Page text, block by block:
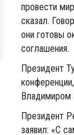
провести
сказал.
они готовы
соглашения.
Президент
Владимиром
Президент
заявил: «С